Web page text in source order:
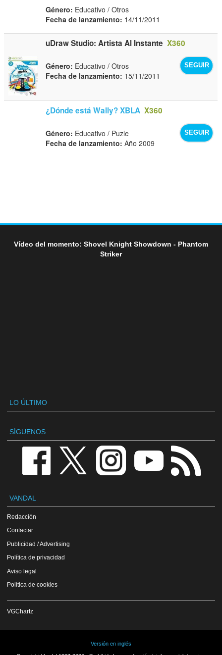
Género: Educativo / Otros
Fecha de lanzamiento: 14/11/2011
uDraw Studio: Artista Al Instante X360
SEGUIR
Género: Educativo / Otros
Fecha de lanzamiento: 15/11/2011
¿Dónde está Wally? XBLA X360
SEGUIR
Género: Educativo / Puzle
Fecha de lanzamiento: Año 2009
Vídeo del momento: Shovel Knight Showdown - Phantom
Striker
LO ÚLTIMO
SÍGUENOS
VANDAL
Redacción
Contactar
Publicidad / Advertising
Política de privacidad
Aviso legal
Política de cookies
VGChartz
Versión en inglés